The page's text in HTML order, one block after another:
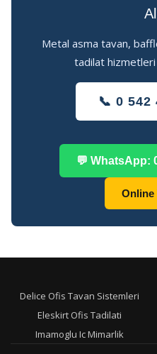
Metal asma tavan,
tadilat hizmetleri
📞 0 542
💬 WhatsApp:
Online
Delice Ofis Tavan Sistemleri
Eleskirt Ofis Tadilati
Imamoglu Ic Mimarlik